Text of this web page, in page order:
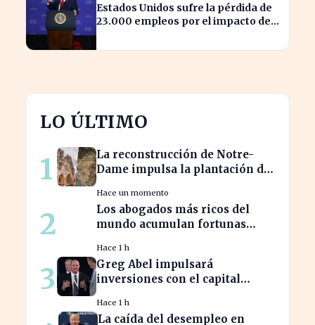
Estados Unidos sufre la pérdida de
23.000 empleos por el impacto de
LO ÚLTIMO
1
La reconstrucción de Notre-
Dame impulsa la plantación de
revitalizar la ciudad
Hace un momento
2
Los abogados más ricos del
mundo acumulan fortunas
clientes
Hace 1 h
3
Greg Abel impulsará
inversiones con el capital
Hace 1 h
La caída del desempleo en